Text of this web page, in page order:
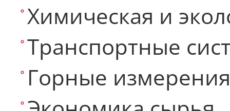
Химическая и
Транспортные
Горные измерения